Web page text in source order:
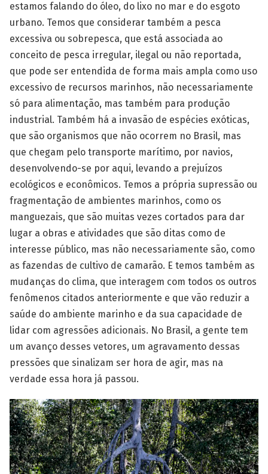
estamos falando do óleo, do lixo no mar e do esgoto
urbano. Temos que considerar também a pesca
excessiva ou sobrepesca, que está associada ao
conceito de pesca irregular, ilegal ou não reportada,
que pode ser entendida de forma mais ampla como uso
excessivo de recursos marinhos, não necessariamente
só para alimentação, mas também para produção
industrial. Também há a invasão de espécies exóticas,
que são organismos que não ocorrem no Brasil, mas
que chegam pelo transporte marítimo, por navios,
desenvolvendo-se por aqui, levando a prejuízos
ecológicos e econômicos. Temos a própria supressão ou
fragmentação de ambientes marinhos, como os
manguezais, que são muitas vezes cortados para dar
lugar a obras e atividades que são ditas como de
interesse público, mas não necessariamente são, como
as fazendas de cultivo de camarão. E temos também as
mudanças do clima, que interagem com todos os outros
fenômenos citados anteriormente e que vão reduzir a
saúde do ambiente marinho e da sua capacidade de
lidar com agressões adicionais. No Brasil, a gente tem
um avanço desses vetores, um agravamento dessas
pressões que sinalizam ser hora de agir, mas na
verdade essa hora já passou.